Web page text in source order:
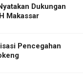
Dukungan
Makassar
Pencegahan